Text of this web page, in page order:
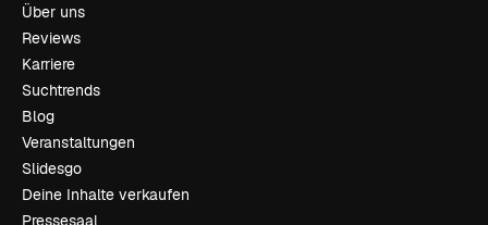
Über uns
Reviews
Karriere
Suchtrends
Blog
Veranstaltungen
Slidesgo
Deine Inhalte verkaufen
Pressesaal